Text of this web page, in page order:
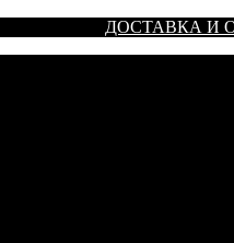
ДОСТАВКА И